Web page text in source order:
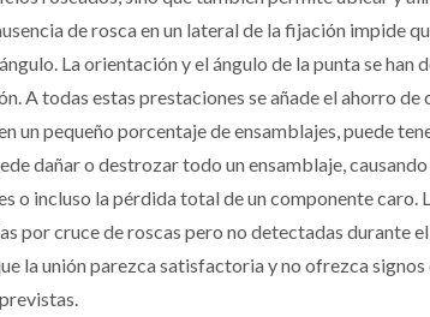
de rosca en un lateral de la fijación impide
La orientación y el ángulo de la punta se
A todas estas prestaciones se añade el ahorro
un pequeño porcentaje de ensamblajes, puede
dañar o destrozar todo un ensamblaje,
o incluso la pérdida total de un componente caro.
por cruce de roscas pero no detectadas durante
la unión parezca satisfactoria y no ofrezca